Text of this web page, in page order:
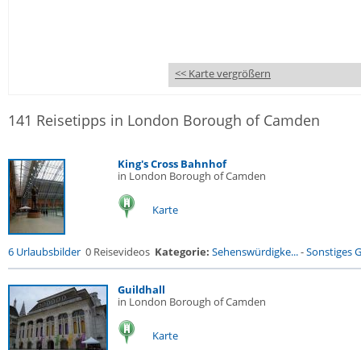
<< Karte vergrößern
141 Reisetipps in London Borough of Camden
King's Cross Bahnhof
in London Borough of Camden
Karte
6 Urlaubsbilder 0 Reisevideos Kategorie: Sehenswürdigke...-Sonstiges
Guildhall
in London Borough of Camden
Karte